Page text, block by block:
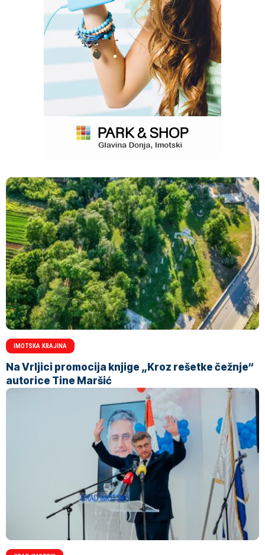
IMOTSKA KRAJINA
Na Vrljici promocija knjige „Kroz rešetke čežnje“
autorice Tine Maršić